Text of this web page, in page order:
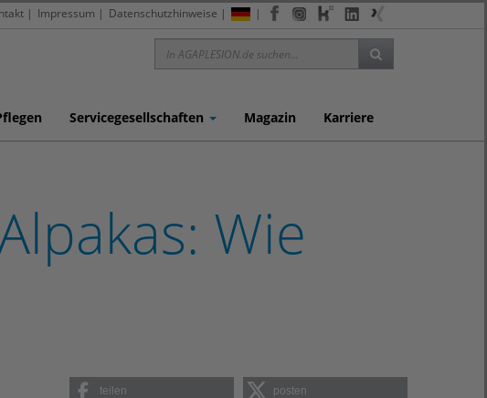
|
| Impressum | Datenschutzhinweise |
Servicegesellschaften Magazin Karriere
Wie
teilen posten